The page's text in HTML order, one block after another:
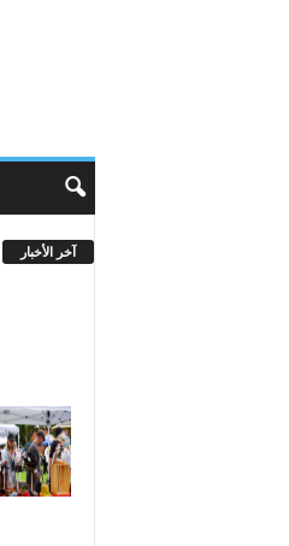
آخر الأخبار